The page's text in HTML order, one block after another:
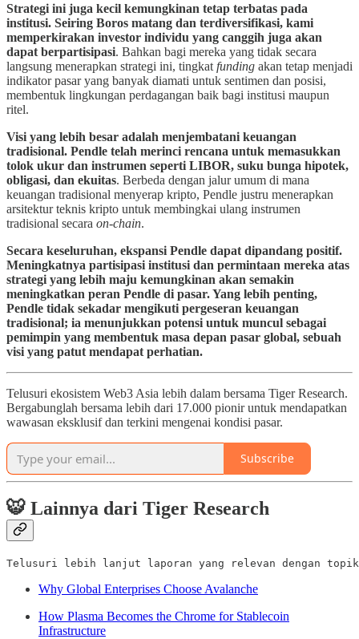
Strategi ini juga kecil kemungkinan tetap terbatas pada
institusi. Seiring Boros matang dan terdiversifikasi, kami
memperkirakan investor individu yang canggih juga akan
dapat berpartisipasi. Bahkan bagi mereka yang tidak secara
langsung menerapkan strategi ini, tingkat funding akan tetap menjadi
indikator pasar yang banyak diamati untuk sentimen dan posisi,
membentuk lingkungan perdagangan baik bagi institusi maupun
ritel.
Visi yang lebih besar adalah menjembatani keuangan
tradisional. Pendle telah merinci rencana untuk memasukkan
tolok ukur dan instrumen seperti LIBOR, suku bunga hipotek,
obligasi, dan ekuitas. Berbeda dengan jalur umum di mana
keuangan tradisional menyerap kripto, Pendle justru menerapkan
arsitektur teknis kripto untuk membingkai ulang instrumen
tradisional secara on-chain.
Secara keseluruhan, ekspansi Pendle dapat dipandang positif.
Meningkatnya partisipasi institusi dan permintaan mereka atas
strategi yang lebih maju kemungkinan akan semakin
meningkatkan peran Pendle di pasar. Yang lebih penting,
Pendle tidak sekadar mengikuti pergeseran keuangan
tradisional; ia menunjukkan potensi untuk muncul sebagai
pemimpin yang membentuk masa depan pasar global, sebuah
visi yang patut mendapat perhatian.
Telusuri ekosistem Web3 Asia lebih dalam bersama Tiger Research.
Bergabunglah bersama lebih dari 17.000 pionir untuk mendapatkan
wawasan eksklusif dan terkini mengenai kondisi pasar.
Subscribe
🐯 Lainnya dari Tiger Research
Telusuri lebih lanjut laporan yang relevan dengan
Why Global Enterprises Choose Avalanche
How Plasma Becomes the Chrome for Stablecoin
Infrastructure